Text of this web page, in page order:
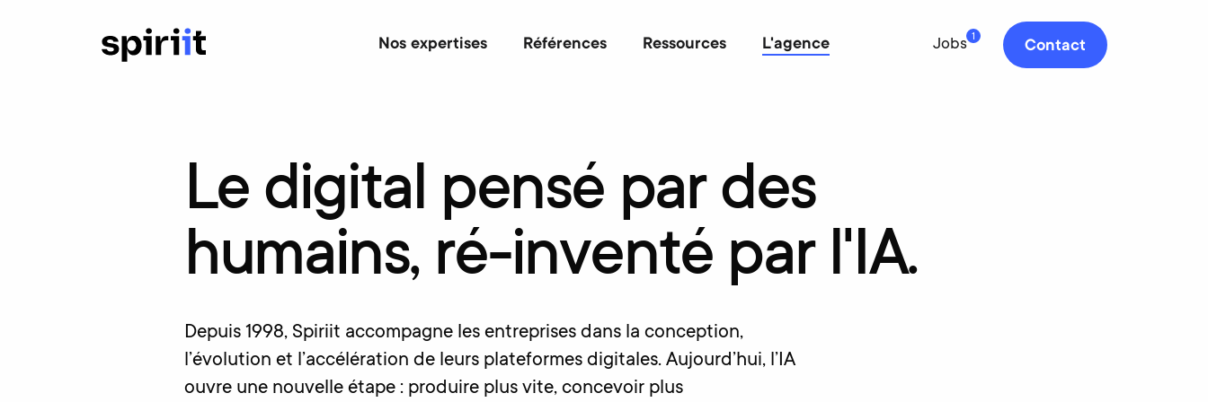
Nos expertises Références Ressources L'agence Jobs 1
Contact
Le digital pensé par des
humains, ré-inventé par l'IA.
Depuis 1998, Spiriit accompagne les entreprises dans la conception,
l’évolution et l’accélération de leurs plateformes digitales. Aujourd’hui, l’IA
ouvre une nouvelle étape : produire plus vite, concevoir plus